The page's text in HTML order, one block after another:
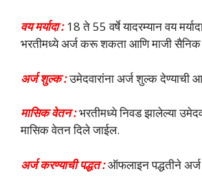
वय मर्यादा :18 ते 55 वर्षे यादरम्यान वय
भरतीमध्ये अर्ज करू शकता आणि माजी सैनिक
अर्ज शुल्क :उमेदवारांना अर्ज शुल्क देण्याची
मासिक वेतन :भरतीमध्ये निवड झालेल्या
मासिक वेतन दिले जाईल.
अर्ज करण्याची पद्धत :ऑफलाइन पद्धतीने